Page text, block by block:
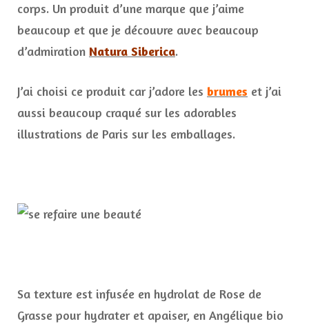
corps. Un produit d’une marque que j’aime
beaucoup et que je découvre avec beaucoup
d’admiration Natura Siberica.
J’ai choisi ce produit car j’adore les brumes et j’ai
aussi beaucoup craqué sur les adorables
illustrations de Paris sur les emballages.
Sa texture est infusée en hydrolat de Rose de
Grasse pour hydrater et apaiser, en Angélique bio